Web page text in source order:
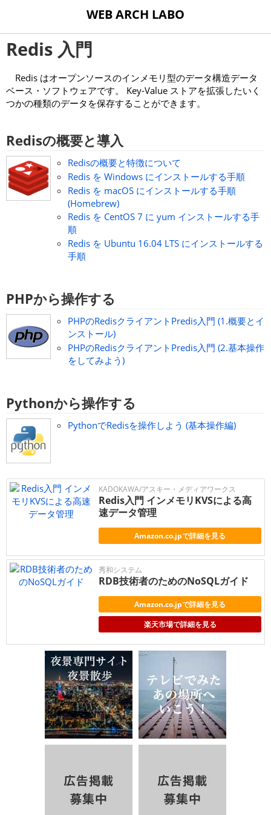
WEB ARCH LABO
Redis 入門
Redis はオープンソースのインメモリ型のデータ構造データ
ベース・ソフトウェアです。 Key-Value ストアを拡張したいく
つかの種類のデータを保存することができます。
Redisの概要と導入
Redisの概要と特徴について
Redis を Windows にインストールする手順
Redis を macOS にインストールする手順
(Homebrew)
Redis を CentOS 7 に yum インストールする手
順
Redis を Ubuntu 16.04 LTS にインストールする
手順
PHPから操作する
PHPのRedisクライアントPredis入門 (1.概要とイ
ンストール)
PHPのRedisクライアントPredis入門 (2.基本操作
をしてみよう)
Pythonから操作する
PythonでRedisを操作しよう (基本操作編)
KADOKAWA/アスキー・メディアワークス
Redis入門 インメモリKVSによる高
速データ管理
Amazon.co.jpで詳細を見る
秀和システム
RDB技術者のためのNoSQLガイド
Amazon.co.jpで詳細を見る
楽天市場で詳細を見る